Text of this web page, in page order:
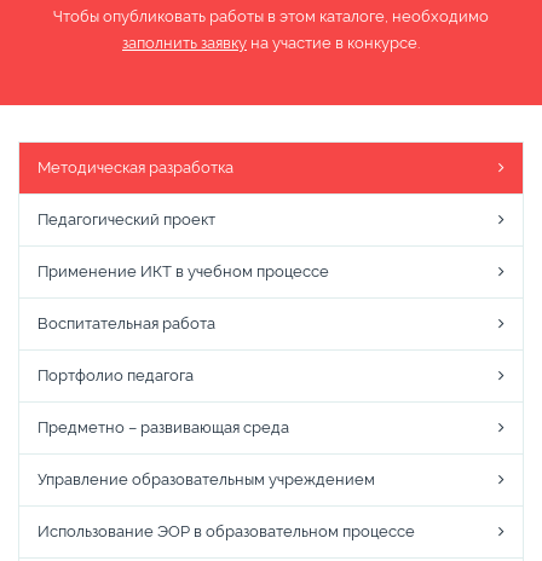
Чтобы опубликовать работы в этом каталоге, необходимо
заполнить заявку на участие в конкурсе.
Методическая разработка
Педагогический проект
Применение ИКТ в учебном процессе
Воспитательная работа
Портфолио педагога
Предметно – развивающая среда
Управление образовательным учреждением
Использование ЭОР в образовательном процессе